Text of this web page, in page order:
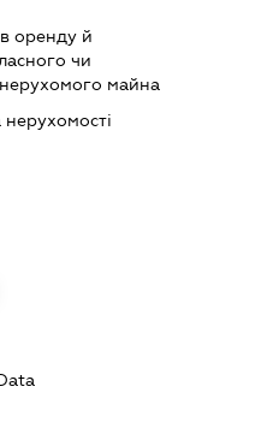
оренду й
чи
майна
нерухомості